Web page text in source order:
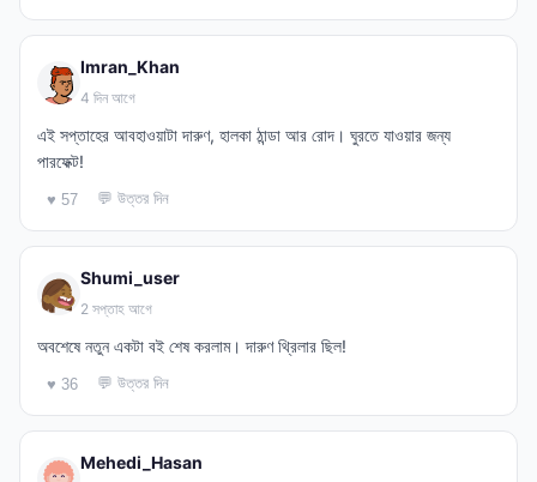
Imran_Khan
4 দিন আগে
এই সপ্তাহের আবহাওয়াটা দারুণ, হালকা ঠান্ডা আর রোদ। ঘুরতে যাওয়ার জন্য
পারফেক্ট!
♥ 57 💬 উত্তর দিন
Shumi_user
2 সপ্তাহ আগে
অবশেষে নতুন একটা বই শেষ করলাম। দারুণ থ্রিলার ছিল!
♥ 36 💬 উত্তর দিন
Mehedi_Hasan